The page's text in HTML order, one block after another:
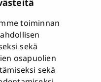
toiminnan
sekä
osapuolien
sekä